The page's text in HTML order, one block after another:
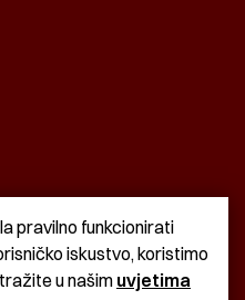
pravilno funkcionirati
iskustvo, koristimo
u našim uvjetima